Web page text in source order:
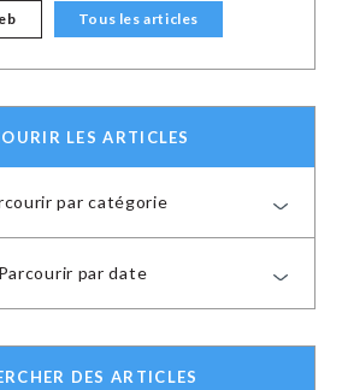
Tous les articles
LES ARTICLES
par catégorie
Parcourir par date
DES ARTICLES